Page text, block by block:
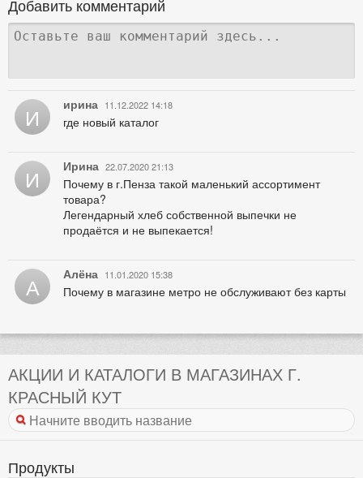
Добавить комментарий
И ирина 11.12.2022 14:18
где новый каталог
И Ирина 22.07.2020 21:13
Почему в г.Пенза такой маленький ассортимент
товара?
Легендарный хлеб собственной выпечки не
продаётся и не выпекается!
А Алёна 11.01.2020 15:38
Почему в магазине метро не обслуживают без карты
АКЦИИ И КАТАЛОГИ В МАГАЗИНАХ Г.
КРАСНЫЙ КУТ
Продукты